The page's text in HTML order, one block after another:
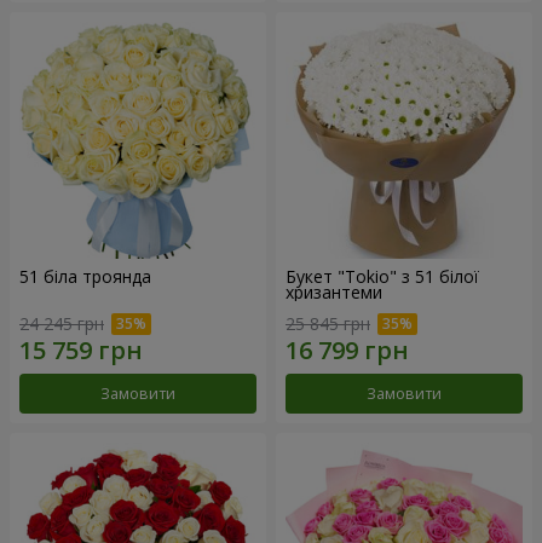
51 біла троянда
24 245 грн
Замовити
Букет "Tokio" з 51 білої
хризантеми
25 845 грн
Замовити